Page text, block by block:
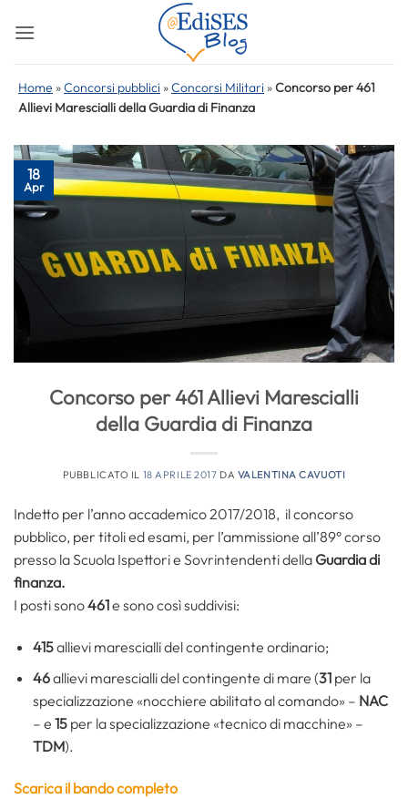
Home »Concorsi pubblici »Concorsi Militari »Concorso per 461
Allievi Marescialli della Guardia di Finanza
18
Apr
Concorso per 461 Allievi Marescialli
della Guardia di Finanza
PUBBLICATO IL 18 APRILE 2017 DA VALENTINA CAVUOTI
Indetto per l’anno accademico 2017/2018, il concorso
pubblico, per titoli ed esami, per l’ammissione all’89° corso
presso la Scuola Ispettori e Sovrintendenti della Guardia di
finanza.
I posti sono461e sono così suddivisi:
415allievi marescialli del contingente ordinario;
46allievi marescialli del contingente di mare (31per la
specializzazione «nocchiere abilitato al comando» – NAC
– e 15per la specializzazione «tecnico di macchine» –
TDM).
Scarica il bando completo